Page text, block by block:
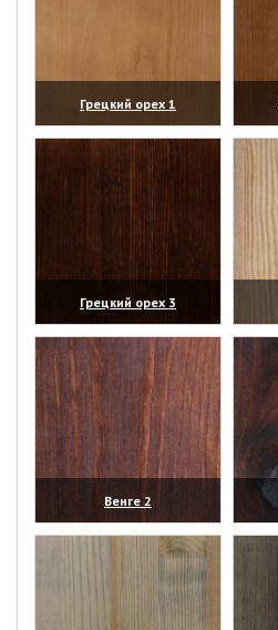
Грецкий орех 1
(увеличить)
Грецкий орех 3
(увеличить)
Венге 2
(увеличить)